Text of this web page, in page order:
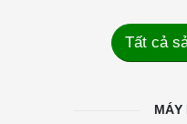
Tất cả
MÁY